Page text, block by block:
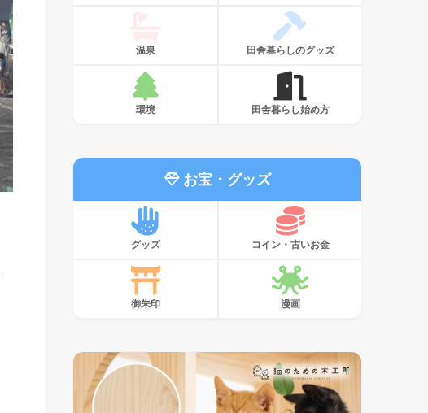
温泉 田舎暮らしのグッズ
環境 田舎暮らし始め方
お宝・グッズ
グッズ コイン・古いお金
御朱印 漫画